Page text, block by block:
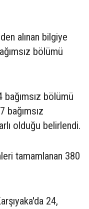
alınan bilgiye
bölümü
bölümü
bağımsız
olduğu belirlendi.
tamamlanan 380
24,